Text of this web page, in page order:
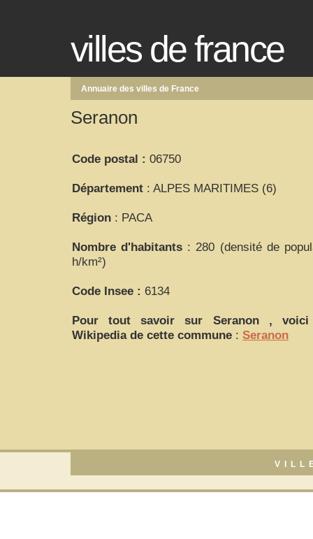
villes de france
Annuaire des villes de France
Seranon
Code postal : 06750
Département : ALPES MARITIMES (6)
Région : PACA
Nombre d'habitants : 280 (densité de
h/km²)
Code Insee : 6134
Pour tout savoir sur Seranon, voici
Wikipedia de cette commune : Seranon